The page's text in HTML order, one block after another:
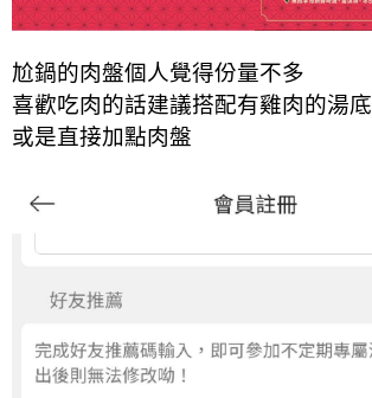
尬鍋的肉盤個人覺得份量不多
喜歡吃肉的話建議搭配有雞肉的湯底
或是直接加點肉盤